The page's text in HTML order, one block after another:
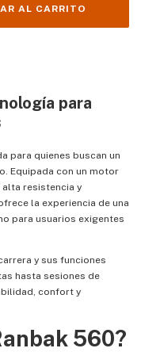
para
para quienes buscan un
Equipada con un motor
alta resistencia y
la experiencia de una
para usuarios exigentes
y sus funciones
hasta sesiones de
confort y
560?